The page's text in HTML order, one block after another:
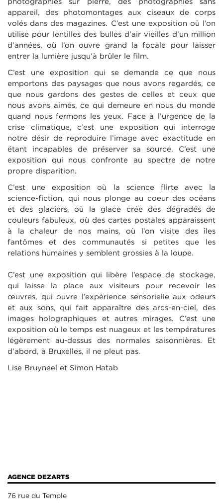
appareil, des photomontages aux ciseaux de corps
volés dans des magazines. C’est une exposition où l’on
utilise pour lentilles des bulles d’air vieilles d’un million
d’années, où l’on ouvre grand la focale pour laisser
entrer la lumière jusqu’à brûler le film.
C’est une exposition qui se demande ce que nous
emportons des paysages que nous avons regardés, ce
que nous gardons des gestes de celles et ceux que
nous avons aimés, ce qui demeure en nous du monde
quand nous fermons les yeux. Face à l’urgence de la
crise climatique, c’est une exposition qui interroge
notre désir de reproduire l’image avec exactitude en
étant incapables de préserver sa source. C’est une
exposition qui nous confronte au spectre de notre
propre disparition.
C’est une exposition où la science flirte avec la
science-fiction, qui nous plonge au coeur des océans
et des glaciers, où la glace crée des dégradés de
couleurs fabuleux, où des cartes postales apparaissent
à la chaleur de nos mains, où l’on visite des îles
fantômes et des communautés si petites que les
relations humaines y semblent grossies à la loupe.
C’est une exposition qui libère l’espace de stockage,
qui laisse la place aux visiteurs pour recevoir les
œuvres, qui ouvre l’expérience sensorielle aux odeurs
et aux sons, qui fait apparaître des arcs-en-ciel, des
images holographiques et autres mirages. C’est une
exposition où le temps est nuageux et les températures
légèrement au-dessus des normales saisonnières. Et
d’abord, à Bruxelles, il ne pleut pas.
Lise Bruyneel et Simon Hatab
AGENCE DEZARTS
76 rue du Temple